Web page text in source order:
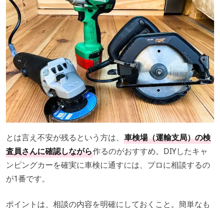
とは言え不安が残るという方は、 車検場（運輸支局）の検
査員さんに確認しながら作るのがおすすめ。DIYしたキャ
ンピングカーを確実に車検に通すには、プロに相談するの
が1番です。
ポイントは、相談の内容を明確にしておくこと。簡単なも